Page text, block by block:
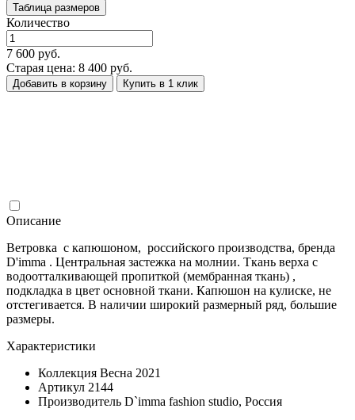
Таблица размеров
Количество
7 600 руб.
Старая цена: 8 400 руб.
Добавить в корзину Купить в 1 клик
Описание
Ветровка с капюшоном, российского производства, бренда
D'imma . Центральная застежка на молнии. Ткань верха с
водоотталкивающей пропиткой (мембранная ткань) ,
подкладка в цвет основной ткани. Капюшон на кулиске, не
отстегивается. В наличии широкий размерный ряд, большие
размеры.
Характеристики
Коллекция Весна 2021
Артикул 2144
Производитель D`imma fashion studio, Россия